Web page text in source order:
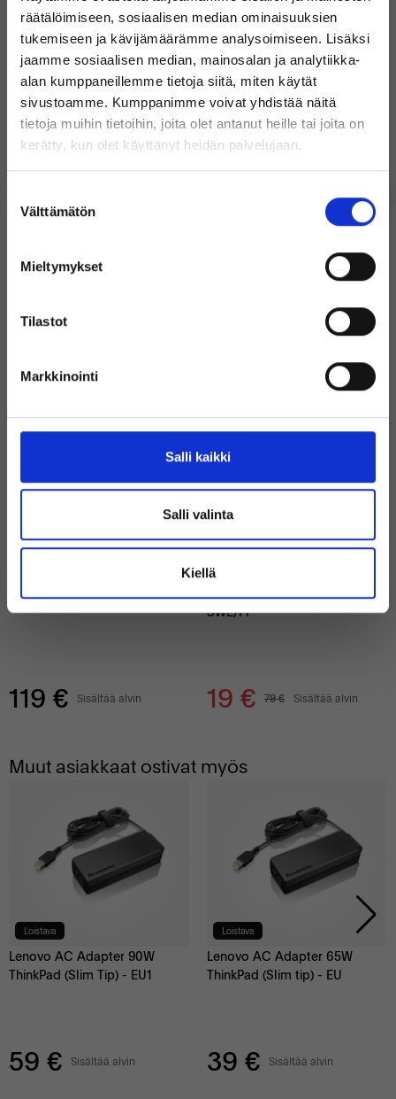
räätälöimiseen, sosiaalisen median ominaisuuksien
tukemiseen ja kävijämäärämme analysoimiseen. Lisäksi
jaamme sosiaalisen median, mainosalan ja analytiikka-
alan kumppaneillemme tietoja siitä, miten käytät
sivustoamme. Kumppanimme voivat yhdistää näitä
tietoja muihin tietoihin, joita olet antanut heille tai joita on
kerätty, kun olet käyttänyt heidän palvelujaan.
valinta
Välttämätön
Mieltymykset
Tilastot
Markkinointi
Salli kaikki
Salli valinta
Kiellä
Miten tukipalvelunne toimii?
Suosituimmat tuotteet
Microsoft Windows 11 Professional
0
Alle 10 varastossa
49
€
alvin
480 GB SSD
119 € Sisältää alvin
76%
SWE/FI
19 € 79 € Sisältää alvin
Muut asiakkaat ostivat myös
Loistava
Lenovo AC Adapter 90W
ThinkPad (Slim Tip) - EU1
59 € Sisältää alvin
Loistava
Lenovo AC Adapter 65W
ThinkPad (Slim tip) - EU
39 € Sisältää alvin
Tervetuloa Inregon verkkokauppaan!